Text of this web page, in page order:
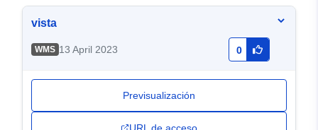
vista
WMS 13 April 2023 0
Previsualización